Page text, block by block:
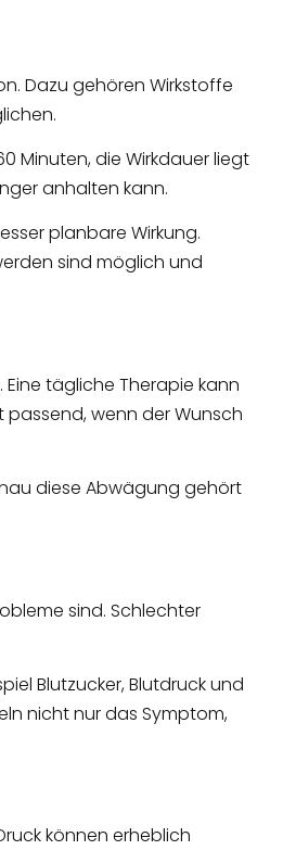
Dazu gehören Wirkstoffe
Minuten, die Wirkdauer liegt
anhalten kann.
planbare Wirkung.
sind möglich und
tägliche Therapie kann
wenn der Wunsch
diese Abwägung gehört
sind. Schlechter
Blutzucker, Blutdruck und
nicht nur das Symptom,
können erheblich